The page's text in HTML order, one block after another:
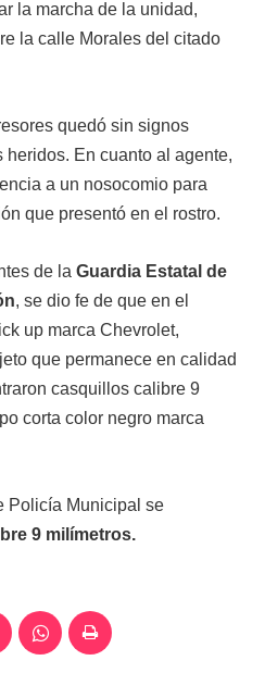
la marcha de la unidad,
la calle Morales del citado
quedó sin signos
heridos. En cuanto al agente,
a un nosocomio para
que presentó en el rostro.
de la Guardia Estatal de
, se dio fe de que en el
up marca Chevrolet,
que permanece en calidad
casquillos calibre 9
corta color negro marca
Policía Municipal se
9 milímetros.